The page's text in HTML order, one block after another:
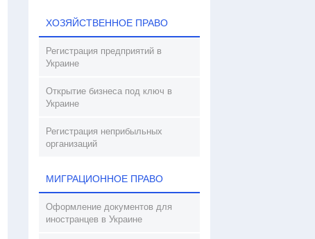
ХОЗЯЙСТВЕННОЕ ПРАВО
Регистрация предприятий в
Украине
Открытие бизнеса под ключ в
Украине
Регистрация неприбыльных
организаций
МИГРАЦИОННОЕ ПРАВО
Оформление документов для
иностранцев в Украине